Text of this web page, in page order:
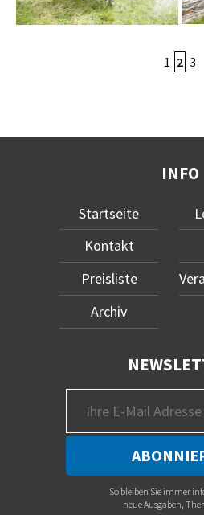
1 2 3
INFO
Startseite
Kontakt
Preisliste
Archiv
So bleiben Sie immer
neue Ausgaben,